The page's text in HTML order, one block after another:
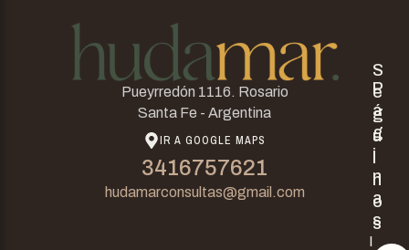
Pueyrredón 1116. Rosario
Santa Fe - Argentina
IR A GOOGLE MAPS
3416757621
hudamarconsultas@gmail.com
P
á
g
i
n
a
s
I
S
e
g
u
n
o
s